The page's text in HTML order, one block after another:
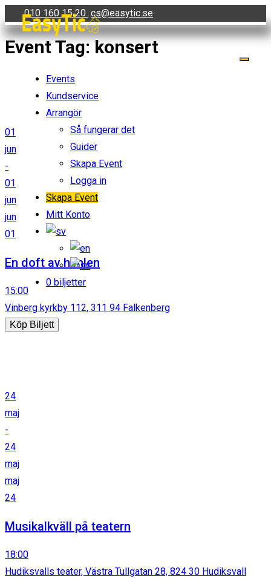
Skip
content
010 160 15 20 cs@easytic.se
Events
Kundservice
Arrangör
Så fungerar det
Guider
Skapa Event
Logga in
Skapa Event
Mitt Konto
0 biljetter
Event Tag:konsert
01
jun
-
01
jun
jun
01
En doft av himlen
15:00
Vinberg kyrkby 112, 311 94 Falkenberg
Köp Biljett
24
maj
-
24
maj
maj
24
Musikalkväll på teatern
18:00
Hudiksvalls teater, Västra Tullgatan 28, 824 30 Hudiksvall